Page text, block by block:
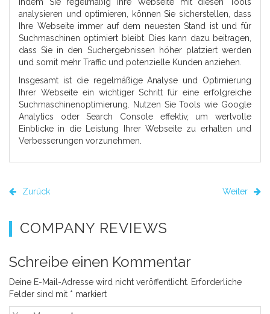
analysieren und optimieren, können Sie sicherstellen, dass
Ihre Webseite immer auf dem neuesten Stand ist und für
Suchmaschinen optimiert bleibt. Dies kann dazu beitragen,
dass Sie in den Suchergebnissen höher platziert werden
und somit mehr Traffic und potenzielle Kunden anziehen.
Insgesamt ist die regelmäßige Analyse und Optimierung
Ihrer Webseite ein wichtiger Schritt für eine erfolgreiche
Suchmaschinenoptimierung. Nutzen Sie Tools wie Google
Analytics oder Search Console effektiv, um wertvolle
Einblicke in die Leistung Ihrer Webseite zu erhalten und
Verbesserungen vorzunehmen.
Zurück Weiter
COMPANY REVIEWS
Schreibe einen Kommentar
Deine E-Mail-Adresse wird nicht veröffentlicht. Erforderliche
Felder sind mit * markiert